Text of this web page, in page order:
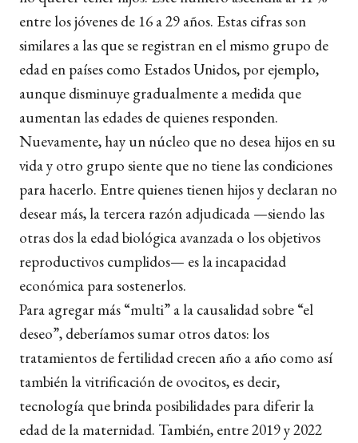
entre los jóvenes de 16 a 29 años. Estas cifras son
similares a las que se registran en el mismo grupo de
edad en países como Estados Unidos, por ejemplo,
aunque disminuye gradualmente a medida que
aumentan las edades de quienes responden.
Nuevamente, hay un núcleo que no desea hijos en su
vida y otro grupo siente que no tiene las condiciones
para hacerlo. Entre quienes tienen hijos y declaran no
desear más, la tercera razón adjudicada —siendo las
otras dos la edad biológica avanzada o los objetivos
reproductivos cumplidos— es la incapacidad
económica para sostenerlos.
Para agregar más “multi” a la causalidad sobre “el
deseo”, deberíamos sumar otros datos: los
tratamientos de fertilidad crecen año a año como así
también la vitrificación de ovocitos, es decir,
tecnología que brinda posibilidades para diferir la
edad de la maternidad. También, entre 2019 y 2022